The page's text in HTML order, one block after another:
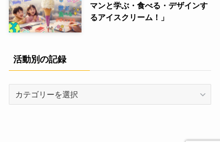
マンと学ぶ・食べる・デザインす
るアイスクリーム！」
活動別の記録